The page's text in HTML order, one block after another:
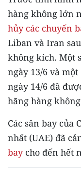
MEDIA CENTER
E-Magazine
Video
Media Chính trị
Media Kinh tế
Media Văn hóa
Media Xã hội
hàng không lớn
hủy các chuyến
Liban và Iran
không kích. Một
ngày 13/6 và
ngày 14/6 đã
hãng hàng
Các sân bay của
nhất (UAE) đã
baycho đến hết